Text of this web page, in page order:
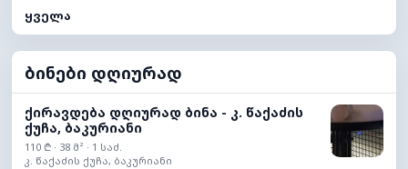
ყველა
ბინები დღიურად
ქირავდება დღიურად ბინა - კ. წაქაძის
ქუჩა, ბაკურიანი
110 ₾ · 38 მ² · 1 საძ.
კ. წაქაძის ქუჩა, ბაკურიანი